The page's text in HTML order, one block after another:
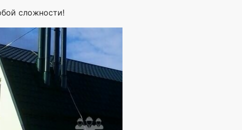
сложности!